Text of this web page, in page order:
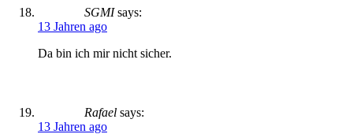
SGMI says:
13 Jahren ago
Da bin ich mir nicht sicher.
Rafael says:
13 Jahren ago